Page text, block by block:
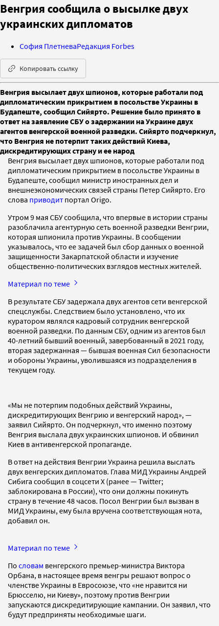
Венгрия сообщила о высылке двух
украинских дипломатов
София ПлетневаРедакция Forbes
Копировать ссылку
Венгрия высылает двух шпионов, которые работали под
дипломатическим прикрытием в посольстве Украины в
Будапеште, сообщил Сийярто. Решение было принято в
ответ на заявление СБУ о задержании на Украине двух
агентов венгерской военной разведки. Сийярто подчеркнул,
что Венгрия не потерпит таких действий Киева,
дискредитирующих страну и ее народ
Венгрия высылает двух шпионов, которые работали под
дипломатическим прикрытием в посольстве Украины в
Будапеште, сообщил министр иностранных дел и
внешнеэкономических связей страны Петер Сийярто. Его
слова приводит портал Origo.
Утром 9 мая СБУ сообщила, что впервые в истории страны
разоблачила агентурную сеть военной разведки Венгрии,
которая шпионила против Украины. В сообщении
указывалось, что ее задачей был сбор данных о военной
защищенности Закарпатской области и изучение
общественно-политических взглядов местных жителей.
Материал по теме
В результате СБУ задержала двух агентов сети венгерской
спецслужбы. Следствием было установлено, что их
куратором являлся кадровый сотрудник венгерской
военной разведки. По данным СБУ, одним из агентов был
40-летний бывший военный, завербованный в 2021 году,
вторая задержанная — бывшая военная Сил безопасности
и обороны Украины, уволившаяся из подразделения в
текущем году.
«Мы не потерпим подобных действий Украины,
дискредитирующих Венгрию и венгерский народ», —
заявил Сийярто. Он подчеркнул, что именно поэтому
Венгрия выслала двух украинских шпионов. И обвинил
Киев в антивенгерской пропаганде.
В ответ на действия Венгрии Украина решила выслать
двух венгерских дипломатов. Глава МИД Украины Андрей
Сибига сообщил в соцсети X (ранее — Twitter;
заблокирована в России), что они должны покинуть
страну в течение 48 часов. Посол Венгрии был вызван в
МИД Украины, ему была вручена соответствующая нота,
добавил он.
Материал по теме
По словам венгерского премьер-министра Виктора
Орбана, в настоящее время венгры решают вопрос о
членстве Украины в Евросоюзе, что «не нравится ни
Брюсселю, ни Киеву», поэтому против Венгрии
запускаются дискредитирующие кампании. Он заявил, что
будут предприняты необходимые шаги.